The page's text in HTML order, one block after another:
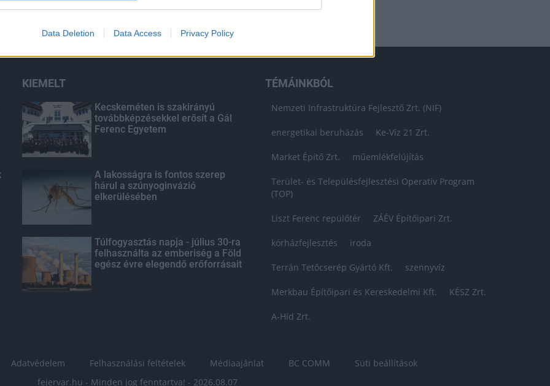
functionality and fraud prevention, and other user protection.
Data Deletion Data Access Privacy Policy
KIEMELT
Kecskeméten is szakirányú
továbbképzésekkel erősít a Gál
Ferenc Egyetem
A lakosságra is fontos szerep
hárul a szúnyoginvázió
elkerülésében
Túlfogyasztás napja - július 30-ra
felhasználta az emberiség a Föld
egész évre elegendő erőforrásait
TÉMÁINKBÓL
Nemzeti Infrastruktúra Fejlesztő Zrt. (NIF)
energetikai beruházás Ke-Víz 21 Zrt.
Market Építő Zrt. műemlékfelújítás
Terület- és Településfejlesztési Operatív Program
(TOP)
Liszt Ferenc repülőtér ZÁÉV Építőipari Zrt.
kórházfejlesztés iroda
Terrán Tetőcserép Gyártó Kft. szennyvíz
Merkbau Építőipari és Kereskedelmi Kft. KÉSZ Zrt.
A-Híd Zrt.
Adatvédelem Felhasználási feltételek Médiaajánlat BC COMM
Süti beállítások
fejervar.hu - Minden jog fenntartva! - 2026.08.07